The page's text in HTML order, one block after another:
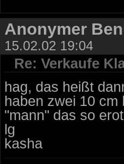
Anonymer
15.02.02 19:04
Re: Verkaufe
hag, das heißt
haben zwei 10
"mann" das so
lg
kasha